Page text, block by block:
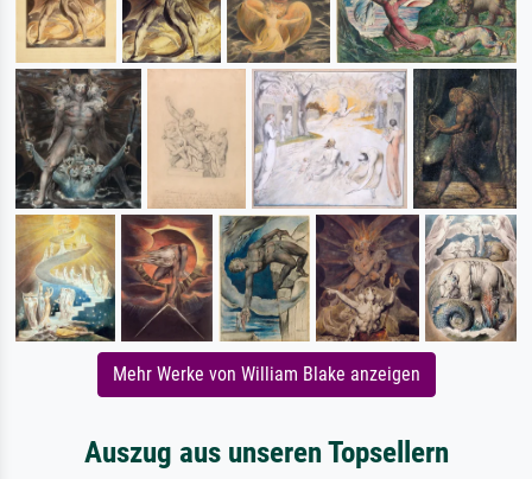
Mehr Werke von William Blake anzeigen
Auszug aus unseren Topsellern